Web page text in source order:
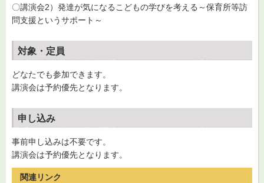
〇講演会2）発達が気になるこどもの学びを考える～保育所等訪
問支援というサポート～
対象・定員
どなたでも参加できます。
講演会は予約優先となります。
申し込み
事前申し込みは不要です。
講演会は予約優先となります。
関連リンク